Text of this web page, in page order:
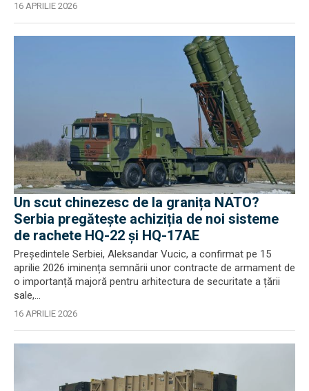
16 APRILIE 2026
Un scut chinezesc de la granița NATO?
Serbia pregătește achiziția de noi sisteme
de rachete HQ-22 și HQ-17AE
Președintele Serbiei, Aleksandar Vucic, a confirmat pe 15
aprilie 2026 iminența semnării unor contracte de armament de
o importanță majoră pentru arhitectura de securitate a țării
sale,...
16 APRILIE 2026